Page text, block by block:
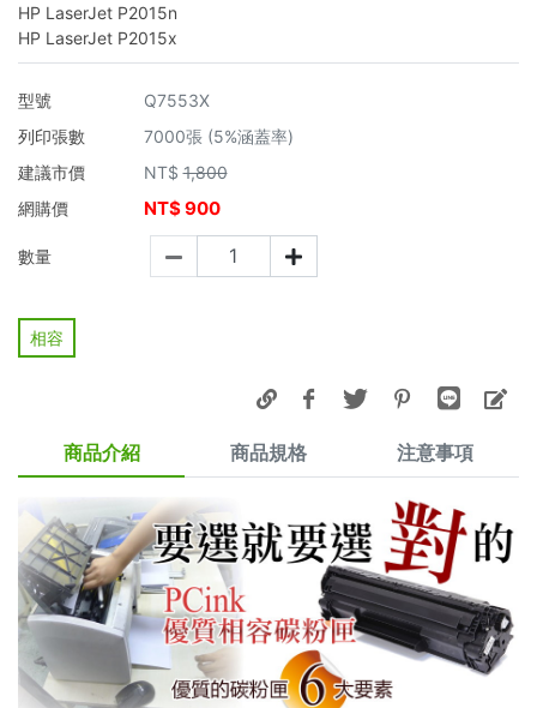
HP LaserJet P2015n
HP LaserJet P2015x
型號
Q7553X
列印張數
7000張 (5%涵蓋率)
建議市價
NT$ 1,800
網購價
NT$900
數量
相容
商品介紹 商品規格 注意事項